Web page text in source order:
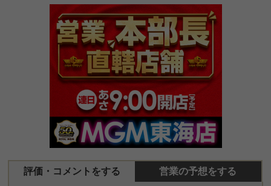
評価・コメントをする 営業の予想をする